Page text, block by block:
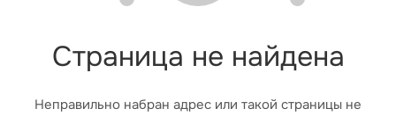
Страница не найдена
Неправильно набран адрес или такой страницы не